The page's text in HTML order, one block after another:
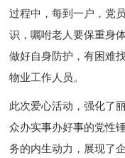
过程中，每到一户，党
识，嘱咐老人要保重身
做好自身防护，有困难
物业工作人员。
此次爱心活动，强化了
众办实事办好事的党性
务的内生动力，展现了